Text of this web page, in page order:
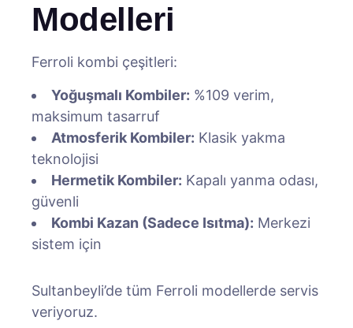
Modelleri
Ferroli kombi çeşitleri:
Yoğuşmalı Kombiler: %109 verim,
maksimum tasarruf
Atmosferik Kombiler: Klasik yakma
teknolojisi
Hermetik Kombiler: Kapalı yanma odası,
güvenli
Kombi Kazan (Sadece Isıtma): Merkezi
sistem için
Sultanbeyli’de tüm Ferroli modellerde servis
veriyoruz.